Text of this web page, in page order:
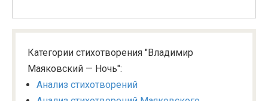
Категории стихотворения "Владимир
Маяковский — Ночь":
Анализ стихотворений